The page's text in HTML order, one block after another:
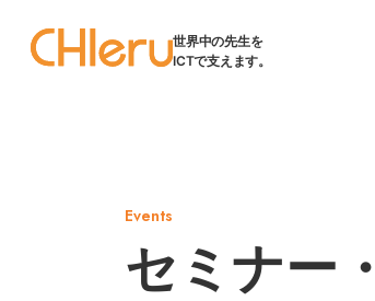
世界中の先生を
ICTで支えます。
Events
セミナー